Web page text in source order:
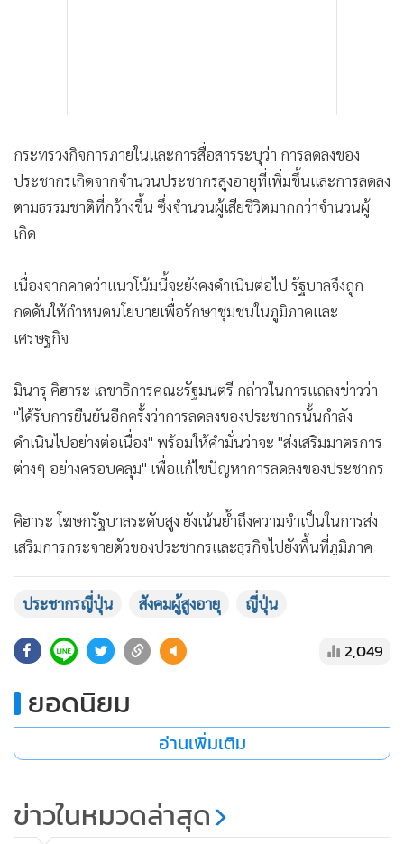
กระทรวงกิจการภายในและการสื่อสารระบุว่า การลดลงของ
ประชากรเกิดจากจำนวนประชากรสูงอายุที่เพิ่มขึ้นและการลดลง
ตามธรรมชาติที่กว้างขึ้น ซึ่งจำนวนผู้เสียชีวิตมากกว่าจำนวนผู้
เกิด
เนื่องจากคาดว่าแนวโน้มนี้จะยังคงดำเนินต่อไป รัฐบาลจึงถูก
กดดันให้กำหนดนโยบายเพื่อรักษาชุมชนในภูมิภาคและ
เศรษฐกิจ
มินารุ คิฮาระ เลขาธิการคณะรัฐมนตรี กล่าวในการแถลงข่าวว่า
"ได้รับการยืนยันอีกครั้งว่าการลดลงของประชากรนั้นกำลัง
ดำเนินไปอย่างต่อเนื่อง" พร้อมให้คำมั่นว่าจะ "ส่งเสริมมาตรการ
ต่างๆ อย่างครอบคลุม" เพื่อแก้ไขปัญหาการลดลงของประชากร
คิฮาระ โฆษกรัฐบาลระดับสูง ยังเน้นย้ำถึงความจำเป็นในการส่ง
เสริมการกระจายตัวของประชากรและธุรกิจไปยังพื้นที่ภูมิภาค
เพื่อ "แก้ไขปัญหาการกระจุกตัวมากเกินไปในโตเกียว"
1.4 เปอร์เซ็นต์และ 0.1 เปอร์เซ็นต์ตามลำดับ ในขณะที่อีก 45
มหานครรอบเมืองหลวง มีจำนวนประชากรลดลง
กระทรวงฯ ยังระบุด้วยว่า จำนวนชาวต่างชาติที่อาศัยอยู่ในญี่ปุ่น
ประมาณ 2.75 ล้านคน จากตัวเลขที่ได้รับการยืนยันแล้วในการ
สำรวจสำมะโนประชากรปี 2020
ประชากรญี่ปุ่น สังคมผู้สูงอายุ ญี่ปุ่น
2,049
ยอดนิยม
อ่านเพิ่มเติม
ข่าวในหมวดล่าสุด
MGR Online ใช้คุกกี้ (Cookies)
MGR Online ใช้คุกกี้ เพื่อจัดการข้อมูลส่วนบุคคลเพื่อนำเสนอ